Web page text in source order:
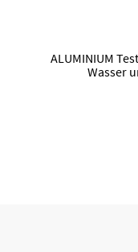
ALUMINIUM
Wasser